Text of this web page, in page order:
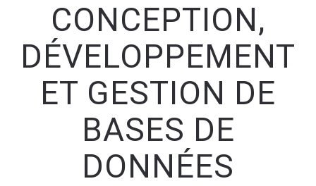
CONCEPTION,
DÉVELOPPEMENT
ET GESTION DE
BASES DE
DONNÉES